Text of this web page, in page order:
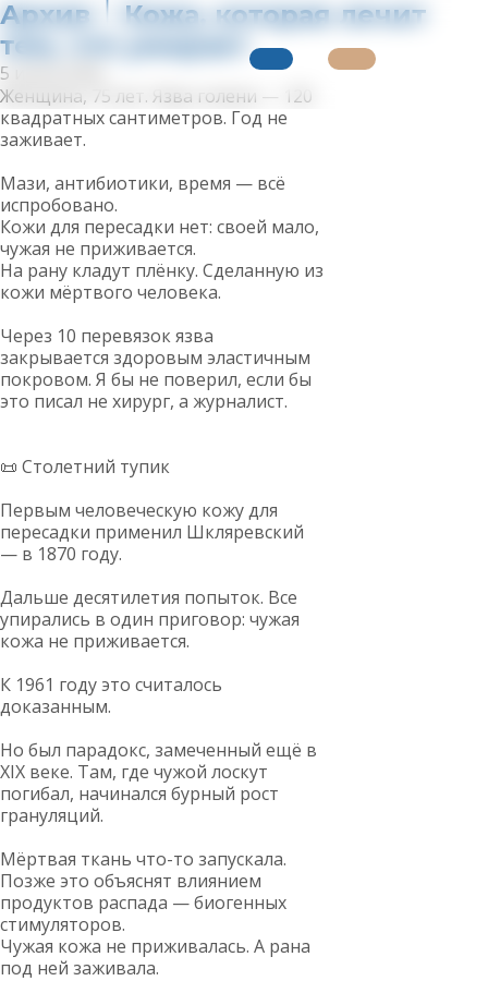
Архив │ Кожа, которая лечит
тем, что умирает
5 июля 2026
Женщина, 75 лет. Язва голени — 120
квадратных сантиметров. Год не
заживает.
Мази, антибиотики, время — всё
испробовано.
Кожи для пересадки нет: своей мало,
чужая не приживается.
На рану кладут плёнку. Сделанную из
кожи мёртвого человека.
Через 10 перевязок язва
закрывается здоровым эластичным
покровом. Я бы не поверил, если бы
это писал не хирург, а журналист.
📜 Столетний тупик
Первым человеческую кожу для
пересадки применил Шкляревский
— в 1870 году.
Дальше десятилетия попыток. Все
упирались в один приговор: чужая
кожа не приживается.
К 1961 году это считалось
доказанным.
Но был парадокс, замеченный ещё в
XIX веке. Там, где чужой лоскут
погибал, начинался бурный рост
грануляций.
Мёртвая ткань что-то запускала.
Позже это объяснят влиянием
продуктов распада — биогенных
стимуляторов.
Чужая кожа не приживалась. А рана
под ней заживала.